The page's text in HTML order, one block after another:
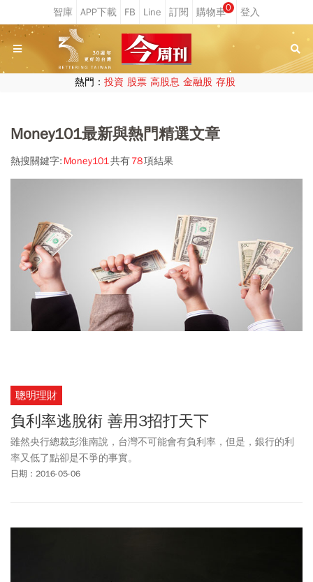
0
熱門： 投資 股票 高股息 金融股 存股
Money101最新與熱門精選文章
熱搜關鍵字: Money101共有78項結果
聰明理財
負利率逃脫術 善用3招打天下
雖然央行總裁彭淮南說，台灣不可能會有負利率，但是，銀行的利
率又低了點卻是不爭的事實。
日期：2016-05-06